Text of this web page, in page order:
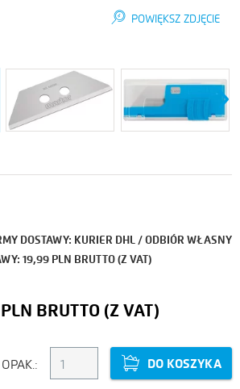
POWIĘKSZ ZDJĘCIE
Next
DOSTAWY: KURIER DHL / ODBIÓR WŁASNY
19,99 PLN BRUTTO (Z VAT)
OPAK.: DO KOSZYKA